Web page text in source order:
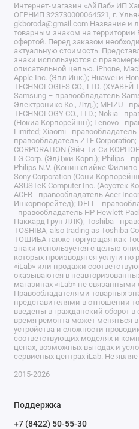
Интернет-магазин «АйЛаб» ИП
ОГРНИП 323730000064521, г.
gkboroda@gmail.com Название и
товарным знаком на территории
офертой. Перед заказом
актуальную стоимость.
знаки используются с
описательной целью. iPhone,
Apple Inc. (Эпл Инк.); Huawei и
TECHNOLOGIES CO., LTD.
Samsung – правообладатель
Электроникс Ко., Лтд.); MEIZU -
TECHNOLOGY CO., LTD.; Nokia -
(Нокиа Корпорейшн); Lenovo -
Limited; Xiaomi - правообладатель
правообладатель ZTE
CORPORATION (Эйч-Ти-Си
LG Corp. (ЭлДжи Корп.); Philips -
Philips N.V. (Конинклийке Филипс
Sony Corporation (Сони
ASUSTeK Computer Inc.
ACER - правообладатель Acer
Инкорпорейтед); DELL -
- правообладатель HP Hewlett-
Паккард Груп ЛЛК); Toshiba -
TOSHIBA, also trading as
ТОШИБА также торгующая как
знаки используется с целью
которых производятся услуги
«iLab» или продажи
оказываются в
магазинах «iLab» не
Правообладателями товарных
представителями в отношении
введены в гражданский оборот
время ремонта может меняться
устройства и сложности
соответствующих моделях и
ценах, возможных выгодах и
сервисных центрах iLab. Не
2015-2026
Поддержка
+7 (8422) 50-55-30